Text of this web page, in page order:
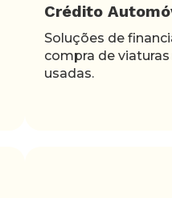
Crédito
Soluções de
compra de
usadas.